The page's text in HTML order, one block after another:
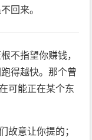
回来。
不指望你赚钱，
得越快。那个曾
可能正在某个东
故意让你提的；